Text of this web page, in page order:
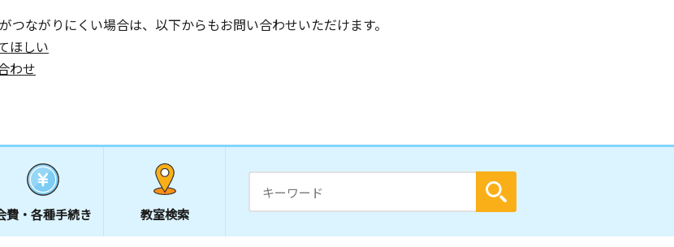
つながりにくい場合は、以下からもお問い合わせいただけます。
ほしい
わせ
費・ 各種手続き 教室検索